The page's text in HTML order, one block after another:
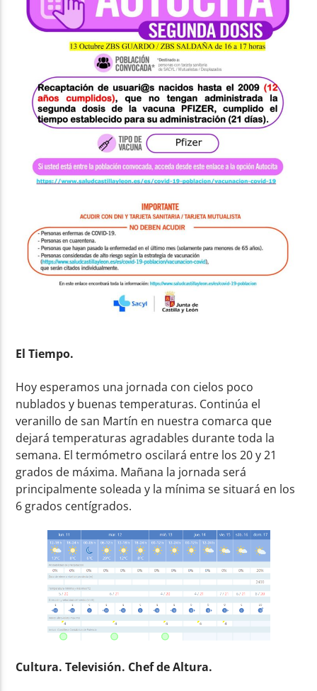
El Tiempo.
Hoy esperamos una jornada con cielos poco
nublados y buenas temperaturas. Continúa el
veranillo de san Martín en nuestra comarca que
dejará temperaturas agradables durante toda la
semana. El termómetro oscilará entre los 20 y 21
grados de máxima. Mañana la jornada será
principalmente soleada y la mínima se situará en los
6 grados centígrados.
Cultura. Televisión. Chef de Altura.